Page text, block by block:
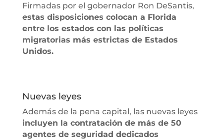
Firmadas por el gobernador Ron DeSantis,
estas disposiciones colocan a Florida
entre los estados con las políticas
migratorias más estrictas de Estados
Unidos.
Nuevas leyes
Además de la pena capital, las nuevas leyes
incluyen la contratación de más de 50
agentes de seguridad dedicados